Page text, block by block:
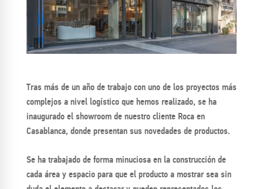
Tras más de un año de trabajo con uno de los proyectos más
complejos a nivel logístico que hemos realizado, se ha
inaugurado el showroom de nuestro cliente Roca en
Casablanca, donde presentan sus novedades de productos.
Se ha trabajado de forma minuciosa en la construcción de
cada área y espacio para que el producto a mostrar sea sin